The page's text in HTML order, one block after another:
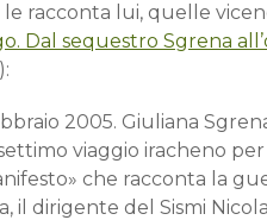
le racconta lui, quelle
Dal sequestro Sgrena
):
2005. Giuliana
viaggio iracheno
che racconta la
il dirigente del Sismi